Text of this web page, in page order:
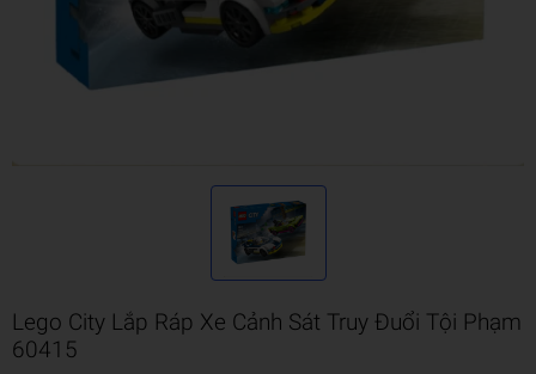
Lego City Lắp Ráp Xe Cảnh Sát Truy Đuổi Tội Phạm
60415